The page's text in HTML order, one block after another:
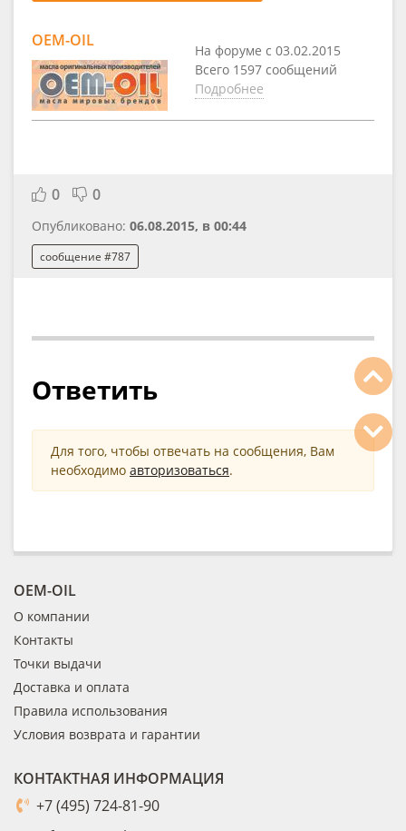
OEM-OIL
На форуме с 03.02.2015
Всего 1597 сообщений
Подробнее
0 0
Опубликовано: 06.08.2015, в 00:44
сообщение #787
Ответить
Для того, чтобы отвечать на сообщения, Вам
необходимо авторизоваться.
OEM-OIL
О компании
Контакты
Точки выдачи
Доставка и оплата
Правила использования
Условия возврата и гарантии
КОНТАКТНАЯ ИНФОРМАЦИЯ
+7 (495) 724-81-90